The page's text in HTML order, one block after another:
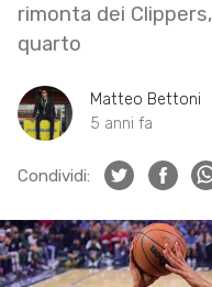
rimonta dei
quarto
Matteo Bettoni
5 anni fa
Condividi: